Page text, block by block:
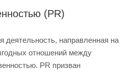
(PR)
деятельность, направленная на
отношений между
PR призван